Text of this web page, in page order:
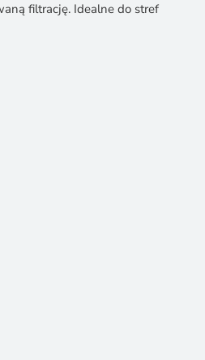
filtrację. Idealne do stref